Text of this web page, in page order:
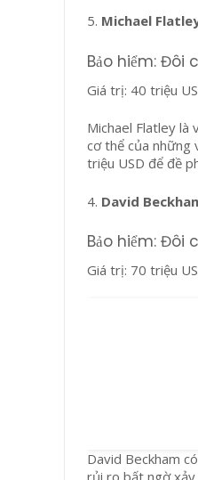
5. Michael
Bảo hiểm: Đôi
Giá trị: 40 triệu
Michael Flatley là
cơ thể của những
triệu USD để đề
4. David
Bảo hiểm: Đôi
Giá trị: 70 triệu
David Beckham